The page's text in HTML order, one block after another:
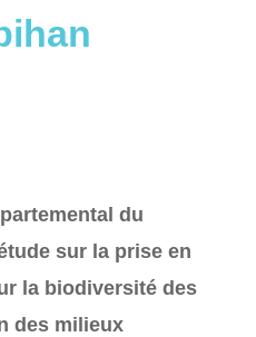
du
sur la prise en
la biodiversité des
des milieux